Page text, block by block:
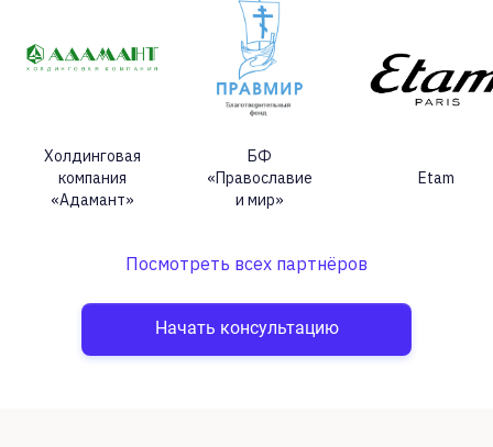
Холдинговая
компания
«Адамант»
БФ
«Православие
и мир»
Etam
Посмотреть всех партнёров
Начать консультацию